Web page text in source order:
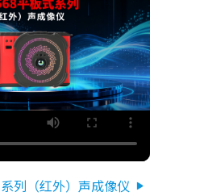
列（红外）声成像仪